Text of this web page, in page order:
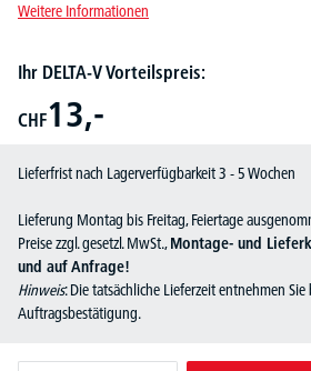
Weitere Informationen
Ihr DELTA-V Vorteilspreis:
CHF13,-
Lieferfrist nach Lagerverfügbarkeit 3 - 5 Wochen
Lieferung Montag bis Freitag, Feiertage
Preise zzgl. gesetzl. MwSt.,Montage- und
und auf Anfrage!
Hinweis: Die tatsächliche Lieferzeit entnehmen
Auftragsbestätigung.